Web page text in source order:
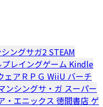
ングサガ2 STEAM
プレイングゲーム Kindle
ェアＲＰＧ WiiU バーチ
ンシングサ・ガ スーパー
・エニックス 徳間書店 ゲ